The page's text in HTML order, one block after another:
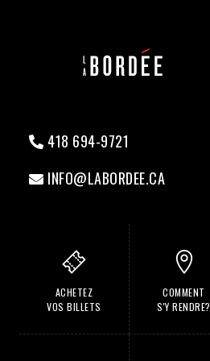
418 694-9721
INFO@LABORDEE.CA
ACHETEZ
VOS BILLETS
COMMENT
S'Y RENDRE?